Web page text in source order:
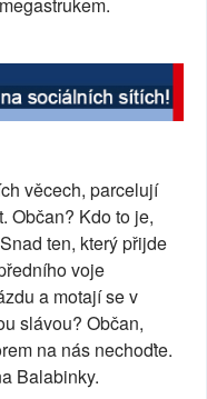
věcech, parcelují
Občan? Kdo to je,
ten, který přijde
voje
a motají se v
slávou? Občan,
na nás nechoďte.
Balabinky.